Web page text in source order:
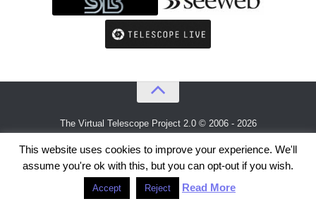
The Virtual Telescope Project 2.0 © 2006 - 2026
This website uses cookies to improve your experience. We'll
assume you're ok with this, but you can opt-out if you wish.
Accept Reject Read More